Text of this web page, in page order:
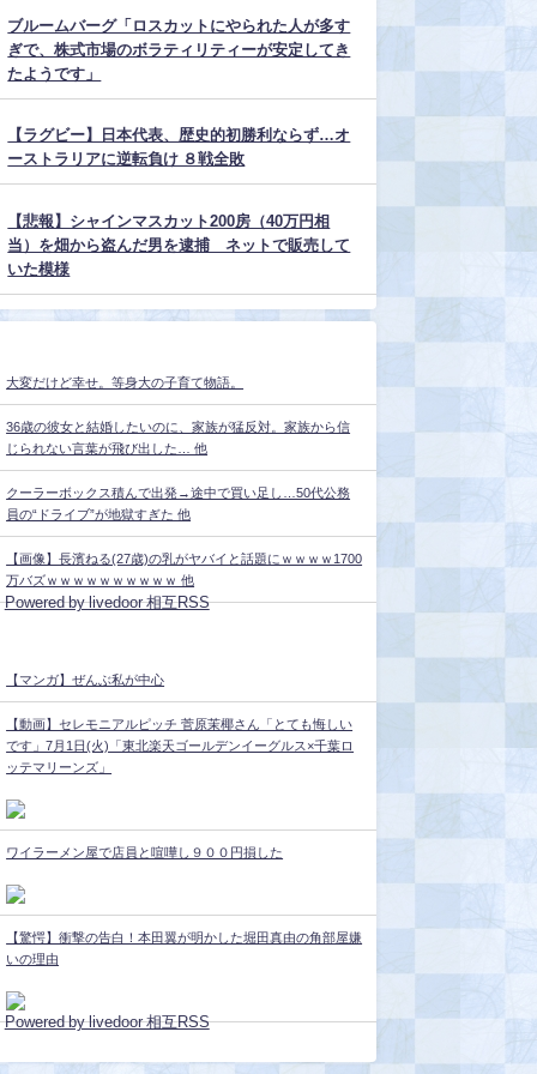
ブルームバーグ「ロスカットにやられた人が多す
ぎで、株式市場のボラティリティーが安定してき
たようです」
【ラグビー】日本代表、歴史的初勝利ならず…オ
ーストラリアに逆転負け ８戦全敗
【悲報】シャインマスカット200房（40万円相
当）を畑から盗んだ男を逮捕 ネットで販売して
いた模様
大変だけど幸せ。等身大の子育て物語。
36歳の彼女と結婚したいのに、家族が猛反対。家族から信
じられない言葉が飛び出した… 他
クーラーボックス積んで出発→途中で買い足し…50代公務
員の“ドライブ”が地獄すぎた 他
【画像】長濱ねる(27歳)の乳がヤバイと話題にｗｗｗｗ1700
万バズｗｗｗｗｗｗｗｗｗｗ 他
Powered by livedoor 相互RSS
【マンガ】ぜんぶ私が中心
【動画】セレモニアルピッチ 菅原茉椰さん「とても悔しい
です」7月1日(火)「東北楽天ゴールデンイーグルス×千葉ロ
ッテマリーンズ」
ワイラーメン屋で店員と喧嘩し９００円損した
【驚愕】衝撃の告白！本田翼が明かした堀田真由の角部屋嫌
いの理由
Powered by livedoor 相互RSS